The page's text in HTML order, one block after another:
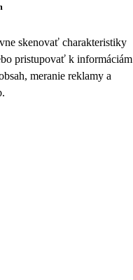
skenovať charakteristiky
pristupovať k informáciám
meranie reklamy a